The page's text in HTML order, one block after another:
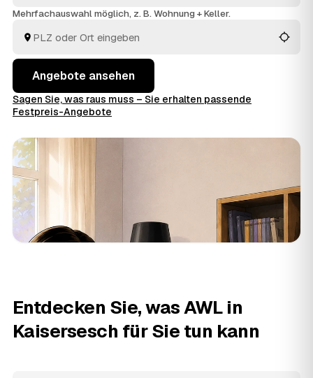
Haushaltsauflösungwird alles fachgerecht ausgeräumt
Blick.
Mehrfachauswahl möglich, z. B. Wohnung + Keller.
Angebote ansehen
Sagen Sie, was raus muss – Sie erhalten passende
Festpreis-Angebote
Entdecken Sie, was AWL in
Kaisersesch für Sie tun kann